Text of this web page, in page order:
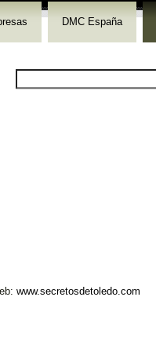
DMC España
www.secretosdetoledo.com